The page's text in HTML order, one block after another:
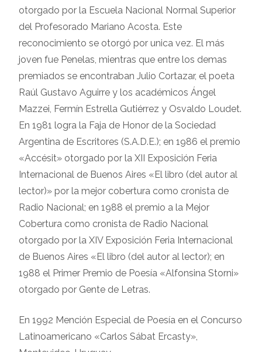
otorgado por la Escuela Nacional Normal Superior
del Profesorado Mariano Acosta. Este
reconocimiento se otorgó por unica vez. El más
joven fue Penelas, mientras que entre los demas
premiados se encontraban Julio Cortazar, el poeta
Raúl Gustavo Aguirre y los académicos Ángel
Mazzei, Fermín Estrella Gutiérrez y Osvaldo Loudet.
En 1981 logra la Faja de Honor de la Sociedad
Argentina de Escritores (S.A.D.E.); en 1986 el premio
«Accésit» otorgado por la XII Exposición Feria
Internacional de Buenos Aires «El libro (del autor al
lector)» por la mejor cobertura como cronista de
Radio Nacional; en 1988 el premio a la Mejor
Cobertura como cronista de Radio Nacional
otorgado por la XIV Exposición Feria Internacional
de Buenos Aires «El libro (del autor al lector); en
1988 el Primer Premio de Poesía «Alfonsina Storni»
otorgado por Gente de Letras.
En 1992 Mención Especial de Poesía en el Concurso
Latinoamericano «Carlos Sábat Ercasty»,